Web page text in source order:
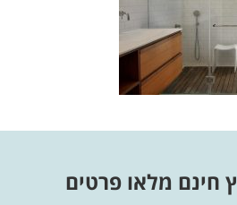
חינם מלאו פרטים